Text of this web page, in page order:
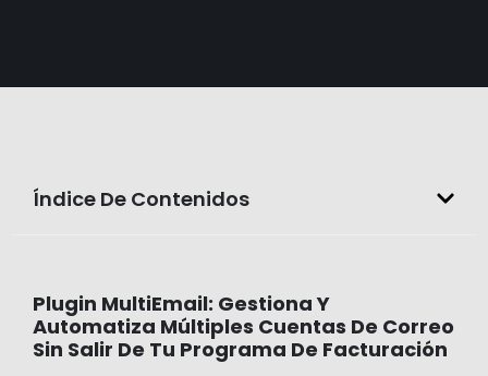
Índice De Contenidos
Plugin MultiEmail: Gestiona Y
Automatiza Múltiples Cuentas De Correo
Sin Salir De Tu Programa De Facturación